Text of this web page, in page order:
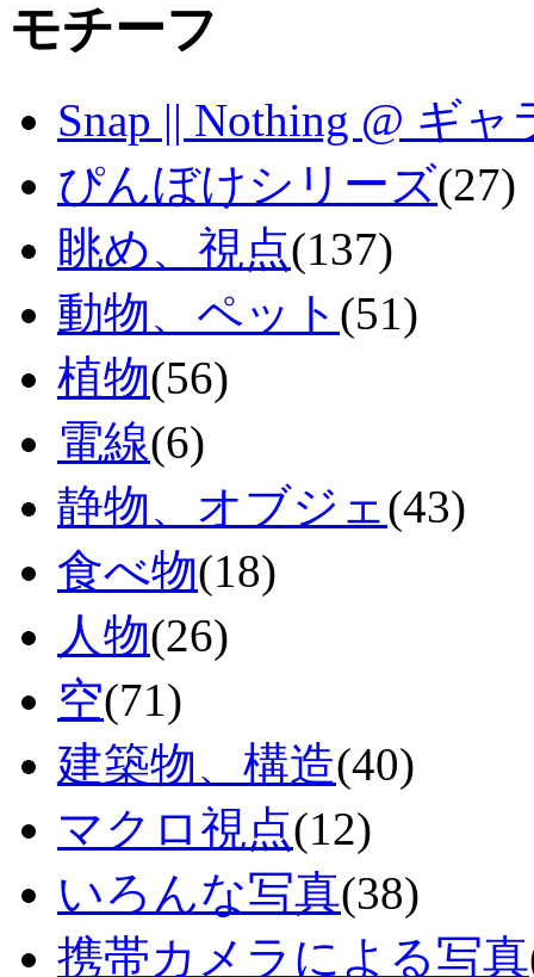
モチーフ
Snap || Nothing @ ギ
ぴんぼけシリーズ(27)
眺め、視点(137)
動物、ペット (51)
植物(56)
電線(6)
静物、オブジェ(43)
食べ物(18)
人物(26)
空(71)
建築物、構造(40)
マクロ視点(12)
いろんな写真(38)
携帯カメラによる写真